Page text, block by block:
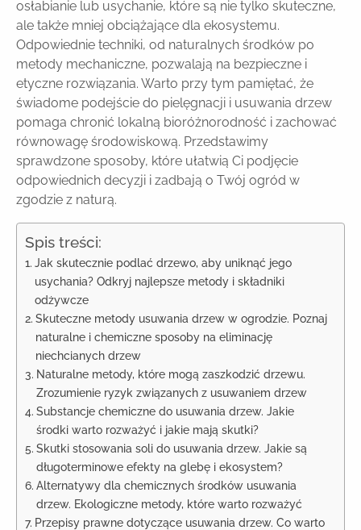
osłabianie lub usychanie, które są nie tylko skuteczne,
ale także mniej obciążające dla ekosystemu.
Odpowiednie techniki, od naturalnych środków po
metody mechaniczne, pozwalają na bezpieczne i
etyczne rozwiązania. Warto przy tym pamiętać, że
świadome podejście do pielęgnacji i usuwania drzew
pomaga chronić lokalną bioróżnorodność i zachować
równowagę środowiskową. Przedstawimy
sprawdzone sposoby, które ułatwią Ci podjęcie
odpowiednich decyzji i zadbają o Twój ogród w
zgodzie z naturą.
Spis treści:
Jak skutecznie podlać drzewo, aby uniknąć jego
usychania? Odkryj najlepsze metody i składniki
odżywcze
Skuteczne metody usuwania drzew w ogrodzie. Poznaj
naturalne i chemiczne sposoby na eliminację
niechcianych drzew
Naturalne metody, które mogą zaszkodzić drzewu.
Zrozumienie ryzyk związanych z usuwaniem drzew
Substancje chemiczne do usuwania drzew. Jakie
środki warto rozważyć i jakie mają skutki?
Skutki stosowania soli do usuwania drzew. Jakie są
długoterminowe efekty na glebę i ekosystem?
Alternatywy dla chemicznych środków usuwania
drzew. Ekologiczne metody, które warto rozważyć
Przepisy prawne dotyczące usuwania drzew. Co warto